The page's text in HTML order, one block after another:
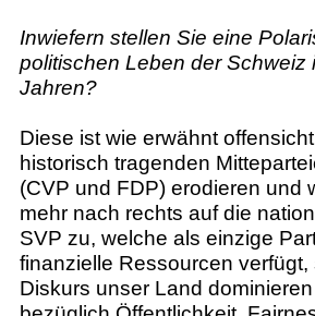
Inwiefern stellen Sie eine
politischen Leben der Schweiz
Jahren?
Diese ist wie erwähnt
historisch tragenden
(CVP und FDP) erodieren und
mehr nach rechts auf die
SVP zu, welche als einzige
finanzielle Ressourcen
Diskurs unser Land